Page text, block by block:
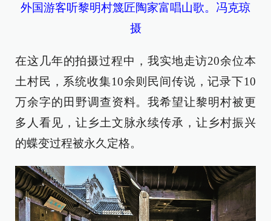
外国游客听黎明村篾匠陶家富唱山歌。 冯克琼
摄
在这几年的拍摄过程中，我实地走访20余位本
土村民，系统收集10余则民间传说，记录下10
万余字的田野调查资料。我希望让黎明村被更
多人看见，让乡土文脉永续传承，让乡村振兴
的蝶变过程被永久定格。